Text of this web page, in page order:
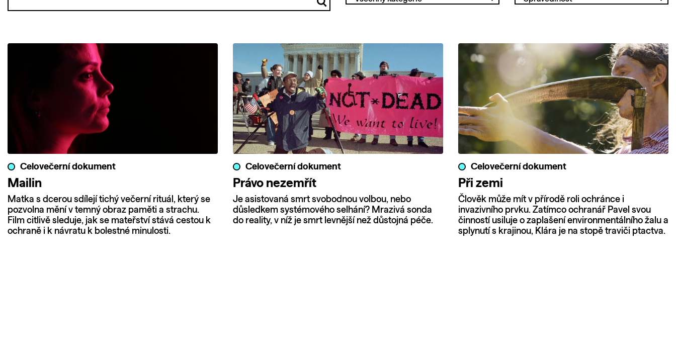
Celovečerní dokument
Mailin
Matka s dcerou sdílejí tichý večerní rituál, který se
pozvolna mění v temný obraz paměti a strachu.
Film citlivě sleduje, jak se mateřství stává cestou k
ochraně i k návratu k bolestné minulosti.
Celovečerní dokument
Právo nezemřít
Je asistovaná smrt svobodnou volbou, nebo
důsledkem systémového selhání? Mrazivá sonda
do reality, v níž je smrt levnější než důstojná péče.
Celovečerní dokument
Při zemi
Člověk může mít v přírodě roli ochránce i
invazivního prvku. Zatímco ochranář Pavel svou
činností usiluje o zaplašení environmentálního žalu a
splynutí s krajinou, Klára je na stopě traviči ptactva.